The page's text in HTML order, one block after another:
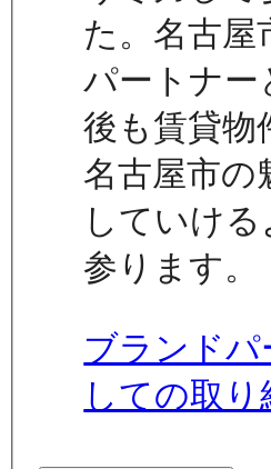
た。名古屋
パートナー
後も賃貸物
名古屋市の
していけ
参ります。
ブランドパ
しての取り